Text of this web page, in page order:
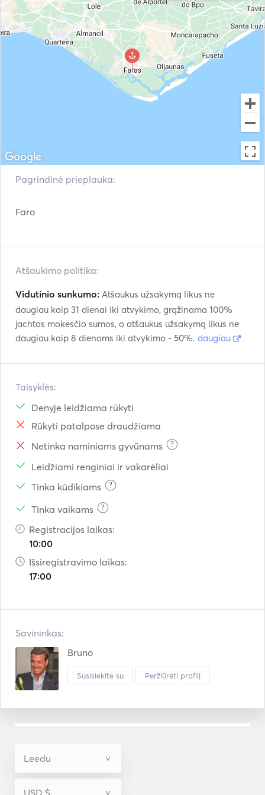
Pagrindinė prieplauka:
Faro
Atšaukimo politika:
Vidutinio sunkumo: Atšaukus užsakymą likus ne
daugiau kaip 31 dienai iki atvykimo, grąžinama 100%
jachtos mokesčio sumos, o atšaukus užsakymą likus ne
daugiau kaip 8 dienoms iki atvykimo - 50%. daugiau
Taisyklės:
Denyje leidžiama rūkyti
Rūkyti patalpose draudžiama
Netinka naminiams gyvūnams
?
Leidžiami renginiai ir vakarėliai
Tinka kūdikiams
?
Tinka vaikams ?
Registracijos laikas:
10:00
Išsiregistravimo laikas:
17:00
Savininkas:
Bruno
Susisiekite su Peržiūrėti profilį